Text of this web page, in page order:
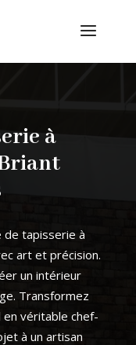
à
tapisserie à
art et précision.
un intérieur
Transformez
véritable chef-
à un artisan